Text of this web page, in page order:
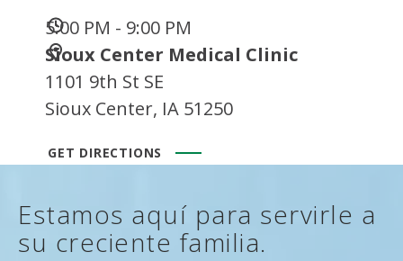
Date
Time
5:00 PM - 9:00 PM
Location
Sioux Center Medical Clinic
1101 9th St SE
Sioux Center, IA 51250
GET DIRECTIONS
Estamos aquí para servirle a
su creciente familia.